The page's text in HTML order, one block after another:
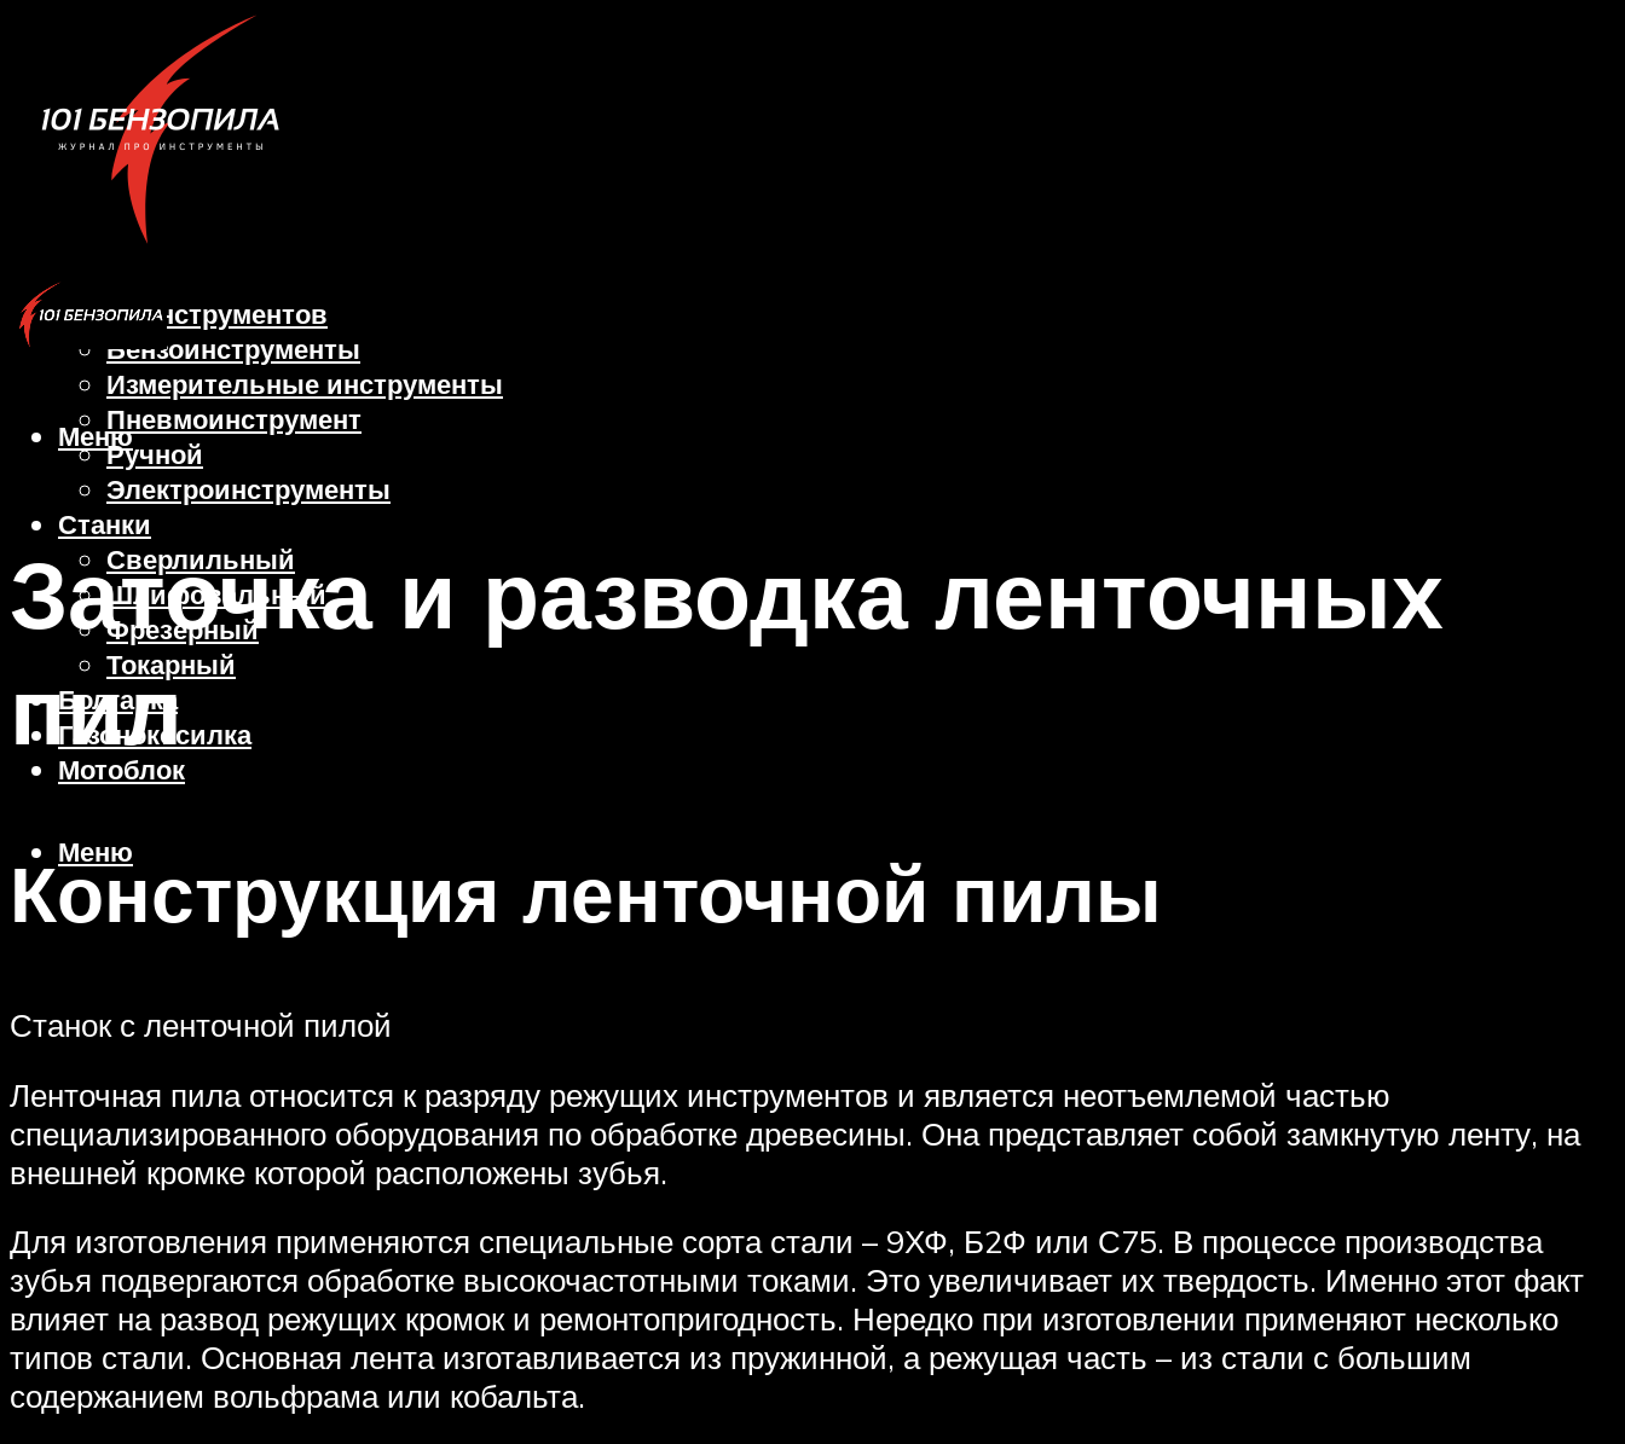
Виды инструментов
Бензоинструменты
Измерительные инструменты
Пневмоинструмент
Ручной
Электроинструменты
Станки
Сверлильный
Шлифовальный
Фрезерный
Токарный
Болгарка
Газонокосилка
Мотоблок
Меню
Меню
Заточка и разводка ленточных
пил
Конструкция ленточной пилы
Станок с ленточной пилой
Ленточная пила относится к разряду режущих инструментов и является неотъемлемой частью
специализированного оборудования по обработке древесины. Она представляет собой замкнутую ленту, на
внешней кромке которой расположены зубья.
Для изготовления применяются специальные сорта стали – 9ХФ, Б2Ф или С75. В процессе производства
зубья подвергаются обработке высокочастотными токами. Это увеличивает их твердость. Именно этот факт
влияет на развод режущих кромок и ремонтопригодность. Нередко при изготовлении применяют несколько
типов стали. Основная лента изготавливается из пружинной, а режущая часть – из стали с большим
содержанием вольфрама или кобальта.